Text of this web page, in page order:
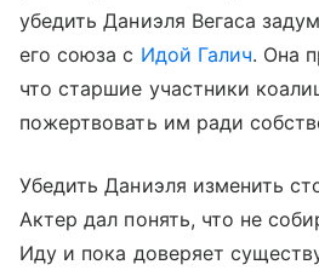
убедить Даниэля Вегаса
его союза с Идой Галич. Она
что старшие участники
пожертвовать им ради
Убедить Даниэля изменить
Актер дал понять, что не
Иду и пока доверяет